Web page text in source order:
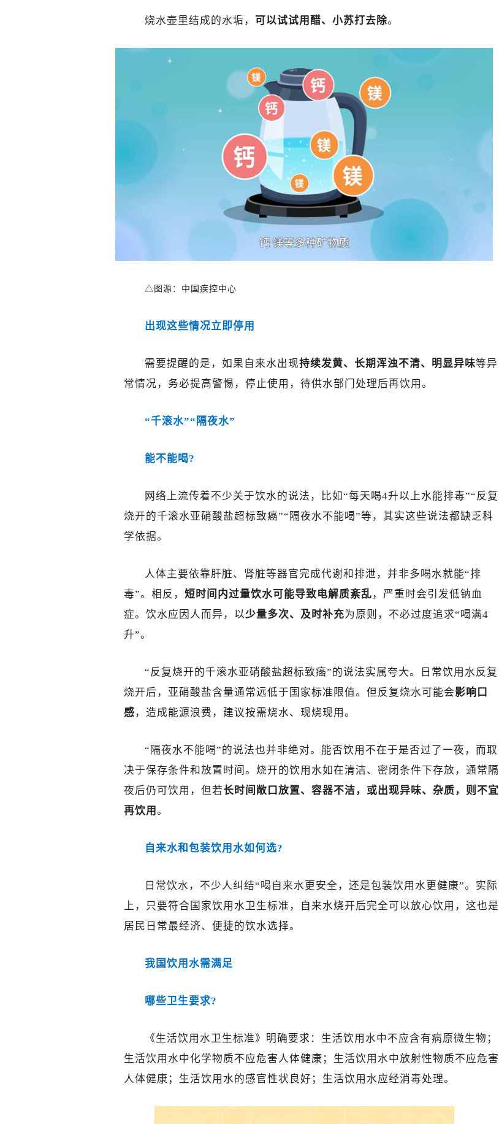
烧水壶里结成的水垢， 可以试试用醋、小苏打去除。
△图源：中国疾控中心
出现这些情况立即停用
需要提醒的是，如果自来水出现持续发黄、长期浑浊不清、明显异味等异
常情况，务必提高警惕，停止使用，待供水部门处理后再饮用。
“千滚水”“隔夜水”
能不能喝?
网络上流传着不少关于饮水的说法，比如“每天喝4升以上水能排毒”“反复
烧开的千滚水亚硝酸盐超标致癌”“隔夜水不能喝”等，其实这些说法都缺乏科
学依据。
人体主要依靠肝脏、肾脏等器官完成代谢和排泄，并非多喝水就能“排
毒”。相反， 短时间内过量饮水可能导致电解质紊乱 ，严重时会引发低钠血
症。饮水应因人而异，以少量多次、及时补充为原则，不必过度追求“喝满4
升”。
“反复烧开的千滚水亚硝酸盐超标致癌”的说法实属夸大。日常饮用水反复
烧开后，亚硝酸盐含量通常远低于国家标准限值。但反复烧水可能会影响口
感 ，造成能源浪费，建议按需烧水、现烧现用。
“隔夜水不能喝”的说法也并非绝对。能否饮用不在于是否过了一夜，而取
决于保存条件和放置时间。烧开的饮用水如在清洁、密闭条件下存放，通常隔
夜后仍可饮用，但若长时间敞口放置、容器不洁，或出现异味、杂质，则不宜
再饮用 。
自来水和包装饮用水如何选?
日常饮水，不少人纠结“喝自来水更安全，还是包装饮用水更健康”。实际
上，只要符合国家饮用水卫生标准，自来水烧开后完全可以放心饮用，这也是
居民日常最经济、便捷的饮水选择。
我国饮用水需满足
哪些卫生要求?
《生活饮用水卫生标准》明确要求：生活饮用水中不应含有病原微生物；
生活饮用水中化学物质不应危害人体健康；生活饮用水中放射性物质不应危害
人体健康；生活饮用水的感官性状良好；生活饮用水应经消毒处理。